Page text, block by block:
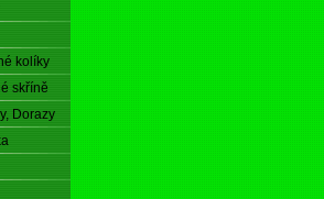
kolíky
skříně
Dorazy